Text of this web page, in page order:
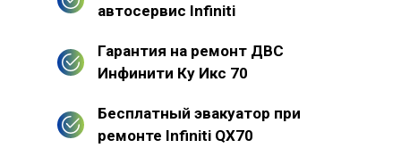
автосервис Infiniti
Гарантия на ремонт ДВС
Инфинити Ку Икс 70
Бесплатный эвакуатор при
ремонте Infiniti QX70